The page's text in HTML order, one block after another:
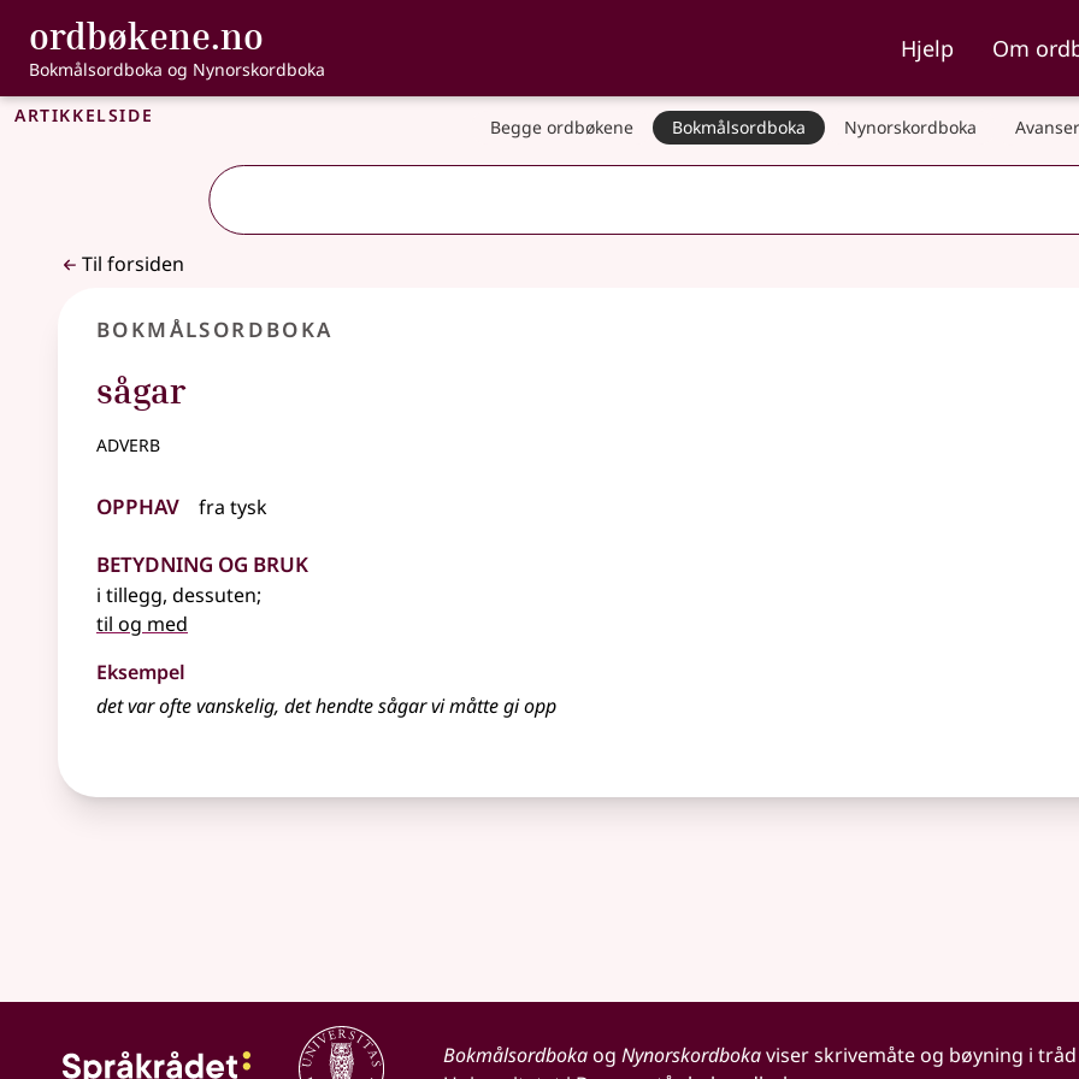
Gå til hovedinnhold
Tilgjengelighet
ordbøkene.no , Bokmålsordboka og Nynorskordboka
Bokmålsordboka og Nynorskordboka
Hjelp Om
Artikkelside Begge ordbøkene Bokmålsordboka Nynorskordboka
Til forsiden
Bokmålsordboka
sågar
adverb
Opphav fra tysk
Betydning og bruk
i tillegg, dessuten;
til og med
Eksempel
det var ofte vanskelig, det hendtesågarvi måtte gi opp
Bokmålsordbokaog Nynorskordbokaviser skrivemåte og bøyning i